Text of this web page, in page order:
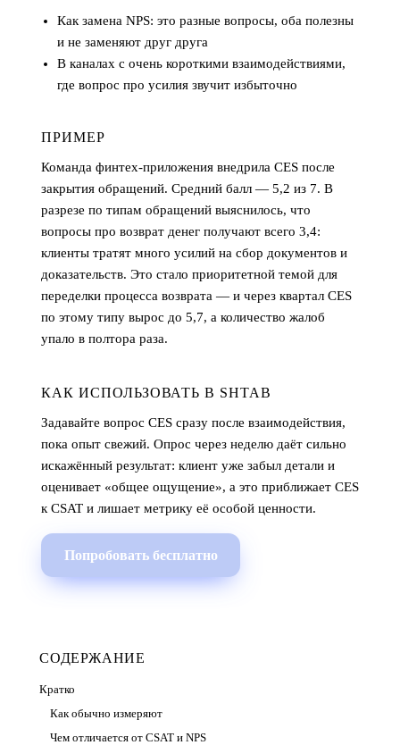
Как замена NPS: это разные вопросы, оба полезны
и не заменяют друг друга
В каналах с очень короткими взаимодействиями,
где вопрос про усилия звучит избыточно
ПРИМЕР
Команда финтех-приложения внедрила CES после
закрытия обращений. Средний балл — 5,2 из 7. В
разрезе по типам обращений выяснилось, что
вопросы про возврат денег получают всего 3,4:
клиенты тратят много усилий на сбор документов и
доказательств. Это стало приоритетной темой для
переделки процесса возврата — и через квартал CES
по этому типу вырос до 5,7, а количество жалоб
упало в полтора раза.
КАК ИСПОЛЬЗОВАТЬ В SHTAB
Задавайте вопрос CES сразу после взаимодействия,
пока опыт свежий. Опрос через неделю даёт сильно
искажённый результат: клиент уже забыл детали и
оценивает «общее ощущение», а это приближает CES
к CSAT и лишает метрику её особой ценности.
Попробовать бесплатно
СОДЕРЖАНИЕ
Кратко
Как обычно измеряют
Чем отличается от CSAT и NPS